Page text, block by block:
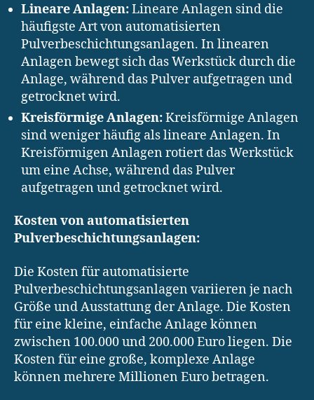
Lineare Anlagen:Lineare Anlagen sind die
häufigste Art von automatisierten
Pulverbeschichtungsanlagen. In linearen
Anlagen bewegt sich das Werkstück durch die
Anlage, während das Pulver aufgetragen und
getrocknet wird.
Kreisförmige Anlagen:Kreisförmige Anlagen
sind weniger häufig als lineare Anlagen. In
Kreisförmigen Anlagen rotiert das Werkstück
um eine Achse, während das Pulver
aufgetragen und getrocknet wird.
Kosten von automatisierten
Pulverbeschichtungsanlagen:
Die Kosten für automatisierte
Pulverbeschichtungsanlagen variieren je nach
Größe und Ausstattung der Anlage. Die Kosten
für eine kleine, einfache Anlage können
zwischen 100.000 und 200.000 Euro liegen. Die
Kosten für eine große, komplexe Anlage
können mehrere Millionen Euro betragen.